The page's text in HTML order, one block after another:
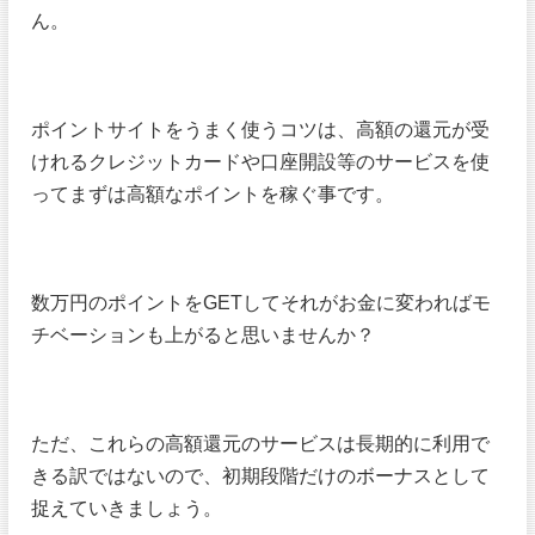
ん。
ポイントサイトをうまく使うコツは、高額の還元が受
けれるクレジットカードや口座開設等のサービスを使
ってまずは高額なポイントを稼ぐ事です。
数万円のポイントをGETしてそれがお金に変わればモ
チベーションも上がると思いませんか？
ただ、これらの高額還元のサービスは長期的に利用で
きる訳ではないので、初期段階だけのボーナスとして
捉えていきましょう。